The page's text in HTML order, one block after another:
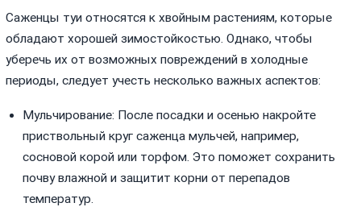
Саженцы туи относятся к хвойным растениям, которые
обладают хорошей зимостойкостью. Однако, чтобы
уберечь их от возможных повреждений в холодные
периоды, следует учесть несколько важных аспектов:
Мульчирование: После посадки и осенью накройте
приствольный круг саженца мульчей, например,
сосновой корой или торфом. Это поможет сохранить
почву влажной и защитит корни от перепадов
температур.